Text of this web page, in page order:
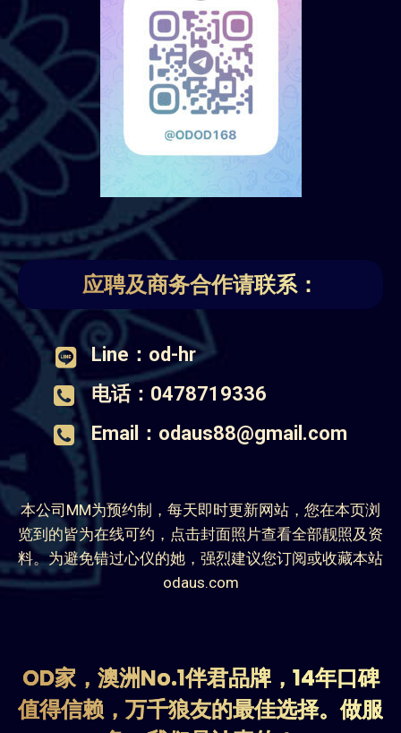
应聘及商务合作请联系：
Line：od-hr
电话：0478719336
Email：odaus88@gmail.com
本公司MM为预约制，每天即时更新网站，您在本页浏
览到的皆为在线可约，点击封面照片查看全部靓照及资
料。为避免错过心仪的她，强烈建议您订阅或收藏本站
odaus.com
OD家，澳洲No.1伴君品牌，14年口碑
值得信赖，万千狼友的最佳选择。做服